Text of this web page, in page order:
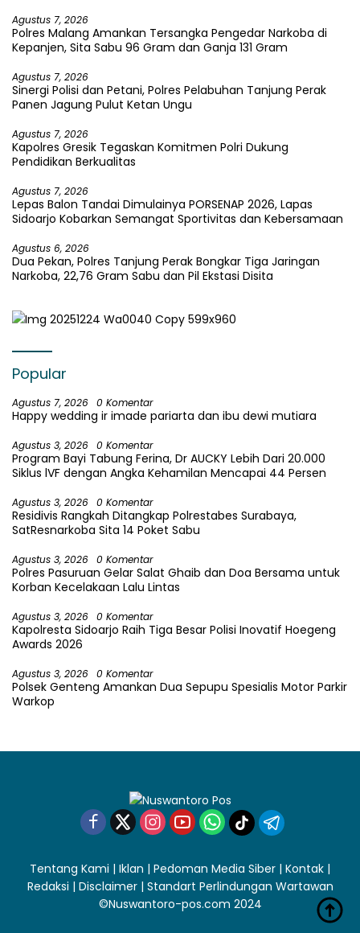
Agustus 7, 2026
Polres Malang Amankan Tersangka Pengedar Narkoba di
Kepanjen, Sita Sabu 96 Gram dan Ganja 131 Gram
Agustus 7, 2026
Sinergi Polisi dan Petani, Polres Pelabuhan Tanjung Perak
Panen Jagung Pulut Ketan Ungu
Agustus 7, 2026
Kapolres Gresik Tegaskan Komitmen Polri Dukung
Pendidikan Berkualitas
Agustus 7, 2026
Lepas Balon Tandai Dimulainya PORSENAP 2026, Lapas
Sidoarjo Kobarkan Semangat Sportivitas dan Kebersamaan
Agustus 6, 2026
Dua Pekan, Polres Tanjung Perak Bongkar Tiga Jaringan
Narkoba, 22,76 Gram Sabu dan Pil Ekstasi Disita
Popular
Agustus 7, 2026 0 Komentar
Happy wedding ir imade pariarta dan ibu dewi mutiara
Agustus 3, 2026 0 Komentar
Program Bayi Tabung Ferina, Dr AUCKY Lebih Dari 20.000
Siklus lVF dengan Angka Kehamilan Mencapai 44 Persen
Agustus 3, 2026 0 Komentar
Residivis Rangkah Ditangkap Polrestabes Surabaya,
SatResnarkoba Sita 14 Poket Sabu
Agustus 3, 2026 0 Komentar
Polres Pasuruan Gelar Salat Ghaib dan Doa Bersama untuk
Korban Kecelakaan Lalu Lintas
Agustus 3, 2026 0 Komentar
Kapolresta Sidoarjo Raih Tiga Besar Polisi Inovatif Hoegeng
Awards 2026
Agustus 3, 2026 0 Komentar
Polsek Genteng Amankan Dua Sepupu Spesialis Motor Parkir
Warkop
Tentang Kami | Iklan | Pedoman Media Siber | Kontak |
Redaksi | Disclaimer| Standart Perlindungan Wartawan
©Nuswantoro-pos.com 2024